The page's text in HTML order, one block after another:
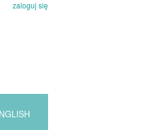
zaloguj się